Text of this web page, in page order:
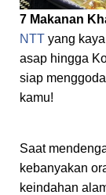
7 Makanan
NTT yang
asap hingga
siap
kamu!
Saat
kebanyakan
keindahan